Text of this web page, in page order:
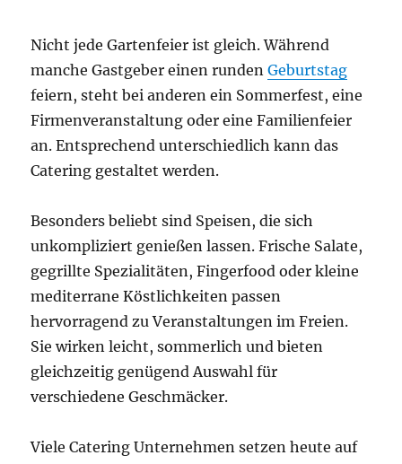
Nicht jede Gartenfeier ist gleich. Während
manche Gastgeber einen rundenGeburtstag
feiern, steht bei anderen ein Sommerfest, eine
Firmenveranstaltung oder eine Familienfeier
an. Entsprechend unterschiedlich kann das
Catering gestaltet werden.
Besonders beliebt sind Speisen, die sich
unkompliziert genießen lassen. Frische Salate,
gegrillte Spezialitäten, Fingerfood oder kleine
mediterrane Köstlichkeiten passen
hervorragend zu Veranstaltungen im Freien.
Sie wirken leicht, sommerlich und bieten
gleichzeitig genügend Auswahl für
verschiedene Geschmäcker.
Viele Catering Unternehmen setzen heute auf